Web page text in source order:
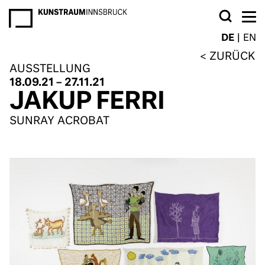
DE EN
ZURÜCK
AUSSTELLUNG
18.09.21 – 27.11.21
JAKUP FERRI
SUNRAY ACROBAT